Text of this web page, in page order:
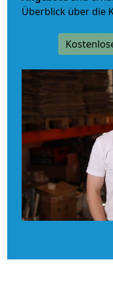
Überblick über die